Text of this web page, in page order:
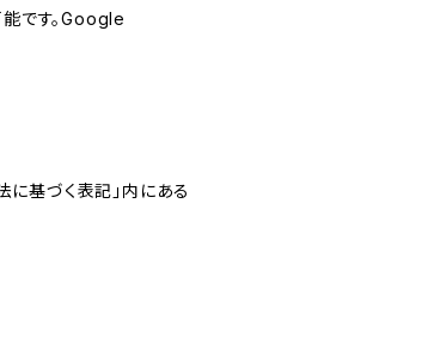
です。Google
基づく表記」内にある